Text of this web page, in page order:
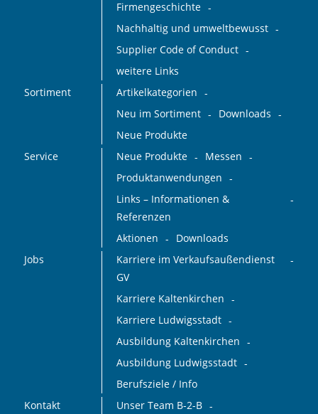
Firmengeschichte
Nachhaltig und umweltbewusst
Supplier Code of Conduct
weitere Links
Sortiment
Artikelkategorien
Neu im Sortiment
Downloads
Neue Produkte
Service
Neue Produkte
Messen
Produktanwendungen
Links – Informationen &
Referenzen
Aktionen
Downloads
Jobs
Karriere im Verkaufsaußendienst
GV
Karriere Kaltenkirchen
Karriere Ludwigsstadt
Ausbildung Kaltenkirchen
Ausbildung Ludwigsstadt
Berufsziele / Info
Kontakt
Unser Team B-2-B